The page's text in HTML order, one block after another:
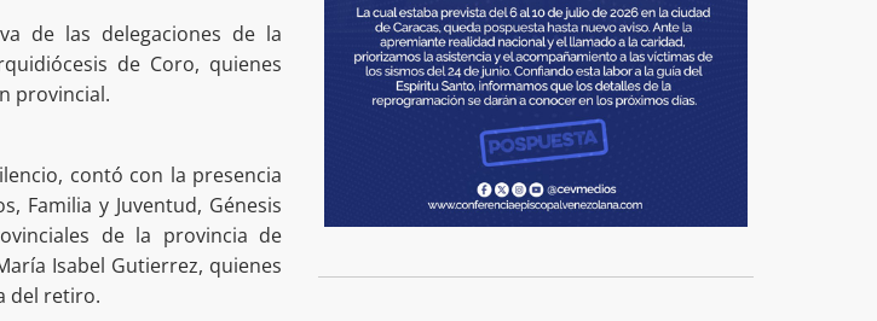
de las delegaciones de la
de Coro, quienes
provincial.
contó con la presencia
Familia y Juventud, Génesis
de la provincia de
Isabel Gutierrez, quienes
del retiro.